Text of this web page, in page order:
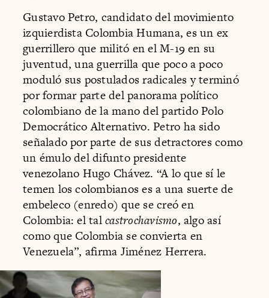
Gustavo Petro, candidato del movimiento
izquierdista Colombia Humana, es un ex
guerrillero que militó en el M-19 en su
juventud, una guerrilla que poco a poco
moduló sus postulados radicales y terminó
por formar parte del panorama político
colombiano de la mano del partido Polo
Democrático Alternativo. Petro ha sido
señalado por parte de sus detractores como
un émulo del difunto presidente
venezolano Hugo Chávez. “A lo que sí le
temen los colombianos es a una suerte de
embeleco (enredo) que se creó en
Colombia: el talcastrochavismo, algo así
como que Colombia se convierta en
Venezuela”, afirma Jiménez Herrera.